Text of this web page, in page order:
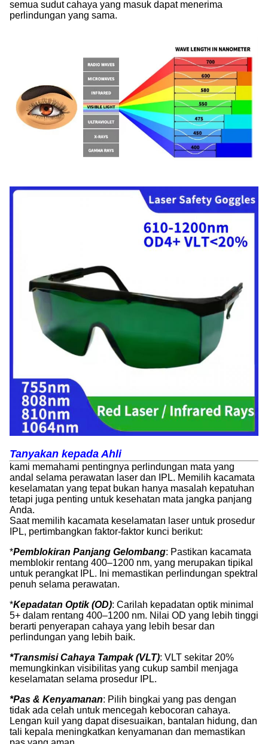
semua sudut cahaya yang masuk dapat menerima
perlindungan yang sama.
Tanyakan kepada Ahli
kami memahami pentingnya perlindungan mata yang
andal selama perawatan laser dan IPL. Memilih kacamata
keselamatan yang tepat bukan hanya masalah kepatuhan
tetapi juga penting untuk kesehatan mata jangka panjang
Anda.
Saat memilih kacamata keselamatan laser untuk prosedur
IPL, pertimbangkan faktor-faktor kunci berikut:
*Pemblokiran Panjang Gelombang: Pastikan kacamata
memblokir rentang 400–1200 nm, yang merupakan tipikal
untuk perangkat IPL. Ini memastikan perlindungan spektral
penuh selama perawatan.
*Kepadatan Optik (OD): Carilah kepadatan optik minimal
5+ dalam rentang 400–1200 nm. Nilai OD yang lebih tinggi
berarti penyerapan cahaya yang lebih besar dan
perlindungan yang lebih baik.
*Transmisi Cahaya Tampak (VLT): VLT sekitar 20%
memungkinkan visibilitas yang cukup sambil menjaga
keselamatan selama prosedur IPL.
*Pas & Kenyamanan: Pilih bingkai yang pas dengan
tidak ada celah untuk mencegah kebocoran cahaya.
Lengan kuil yang dapat disesuaikan, bantalan hidung, dan
tali kepala meningkatkan kenyamanan dan memastikan